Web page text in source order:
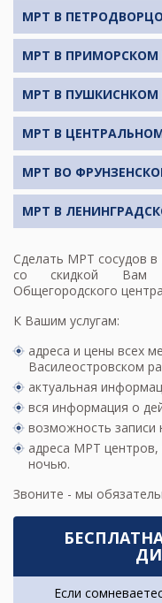
МРТ В
МРТ В ПРИМОРСКОМ
МРТ В ПУШКИСНКОМ
МРТ В
МРТ ВО
МРТ В
Сделать МРТ сосудов в
со скидкой Вам
Общегородского
К Вашим услугам:
адреса и цены всех
Василеостровском
актуальная
вся информация о
возможность
адреса МРТ центров
ночью.
Звоните - мы
Если